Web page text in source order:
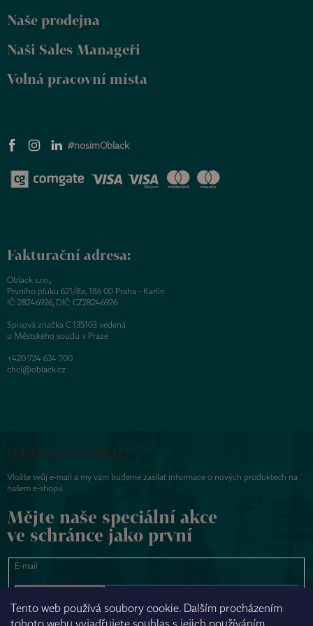
Tento web používá soubory cookie. Dalším procházením
Naše prodejna
Naši Sales Manageři
Volná pracovní místa
#nosimOblack
Fakturační adresa:
Oblack s.r.o.,
Prvního pluku 621/8a, 186 00 Praha - Karlín
IČ: 28246926, DIČ: CZ28246926
Spisová značka C 135103 vedená
u Městského soudu v Praze
+420 724 634 700
chci@oblack.cz
Odebírat newsletter
Vložte svůj e-mail a my vám budeme zasílat informace o nových produktech na
našem e-shopu.
Mějte naše speciální akce
ve schránce jako první
E-mail